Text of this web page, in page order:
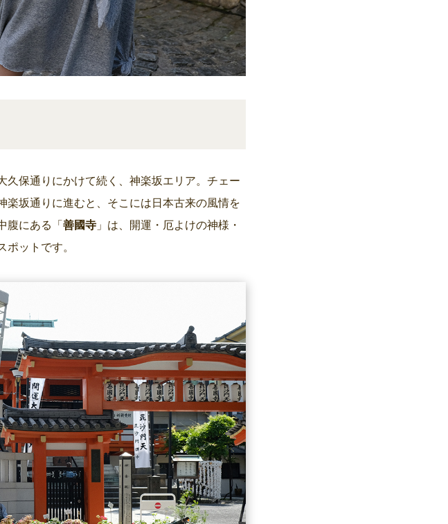
久保通りにかけて続く、神楽坂エリア。チェー
楽坂通りに進むと、そこには日本古来の風情を
腹にある「 善國寺 」は、開運・厄よけの神様・
ットです。